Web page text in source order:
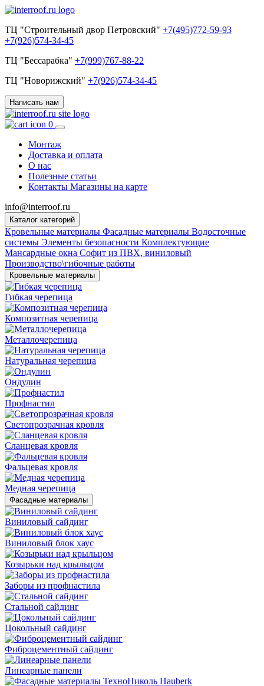
ТЦ "Строительный двор Петровский" +7(495)772-59-93
+7(926)574-34-45
ТЦ "Бессарабка" +7(999)767-88-22
ТЦ "Новорижский" +7(926)574-34-45
Написать нам
0
Монтаж
Доставка и оплата
О нас
Полезные статьи
Контакты Магазины на карте
info@interroof.ru
Каталог категорий
Кровельные материалы Фасадные материалы Водосточные
системы Элементы безопасности Комплектующие
Мансардные окна Софит из ПВХ, виниловый
Производство\гибочные работы
Кровельные материалы
Гибкая черепица
Композитная черепица
Металлочерепица
Натуральная черепица
Ондулин
Профнастил
Светопрозрачная кровля
Сланцевая кровля
Фальцевая кровля
Медная черепица
Фасадные материалы
Виниловый сайдинг
Виниловый блок хаус
Козырьки над крыльцом
Заборы из профнастила
Стальной сайдинг
Цокольный сайдинг
Фиброцементный сайдинг
Линеарные панели